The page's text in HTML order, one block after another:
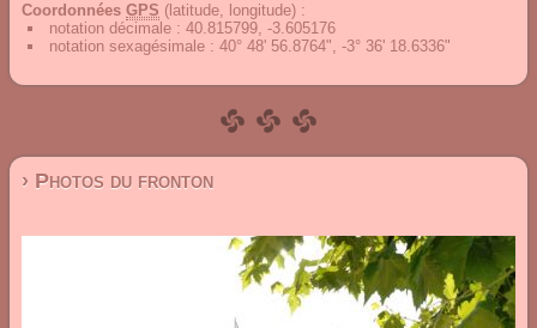
Coordonnées GPS (latitude, longitude) :
notation décimale : 40.815799, -3.605176
notation sexagésimale : 40° 48' 56.8764", -3° 36' 18.6336"
› Photos du fronton